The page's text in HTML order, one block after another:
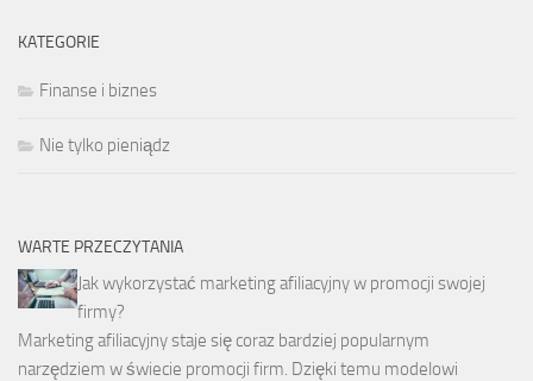
KATEGORIE
Finanse i biznes
Nie tylko pieniądz
WARTE PRZECZYTANIA
Jak wykorzystać marketing afiliacyjny w promocji swojej
firmy?
Marketing afiliacyjny staje się coraz bardziej popularnym
narzędziem w świecie promocji firm. Dzięki temu modelowi